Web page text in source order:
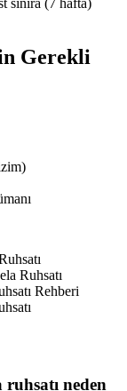
sınıra (7 hafta)
Gerekli
Ruhsatı
Rehberi
neden